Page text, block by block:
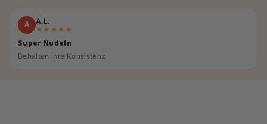
A A.L.
★★★★★
Super Nudeln
Behalten ihre Konsistenz